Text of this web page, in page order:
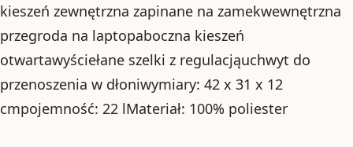
kieszeń zewnętrzna zapinane na zamekwewnętrzna
przegroda na laptopaboczna kieszeń
otwartawyściełane szelki z regulacjąuchwyt do
przenoszenia w dłoniwymiary: 42 x 31 x 12
cmpojemność: 22 lMateriał: 100% poliester